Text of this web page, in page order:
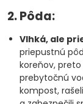
2. Pôda:
Vlhká, ale
priepustnú
koreňov,
prebytočnú
kompost,